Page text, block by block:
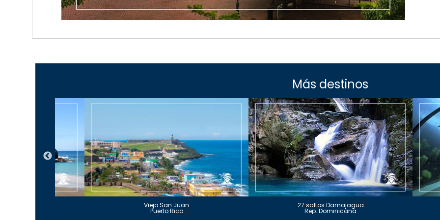
Más destinos
Viejo San Juan
Puerto Rico
27 saltos Damajagua
Rep. Dominicana